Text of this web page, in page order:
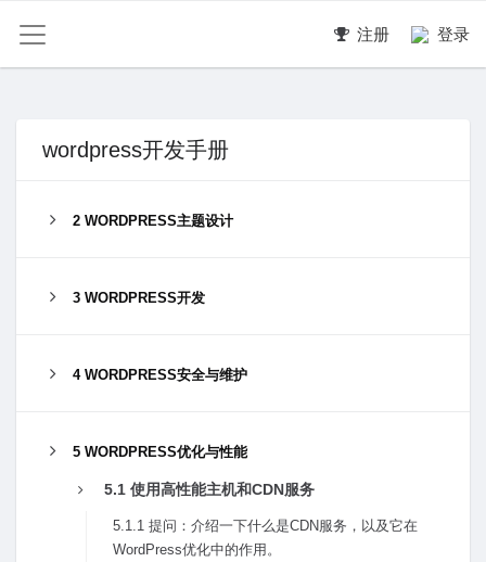
注册 登录
wordpress开发手册
2 WORDPRESS主题设计
3 WORDPRESS开发
4 WORDPRESS安全与维护
5 WORDPRESS优化与性能
5.1 使⽤⾼性能主机和CDN服务
5.1.1 提问：介绍⼀下什么是CDN服务，以及它在
WordPress优化中的作⽤。